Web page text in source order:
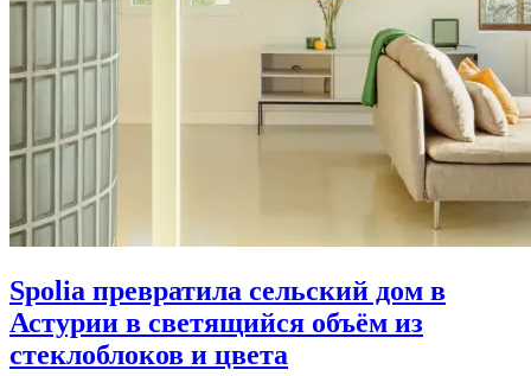
Spolia превратила сельский дом в
Астурии в светящийся объём из
стеклоблоков и цвета